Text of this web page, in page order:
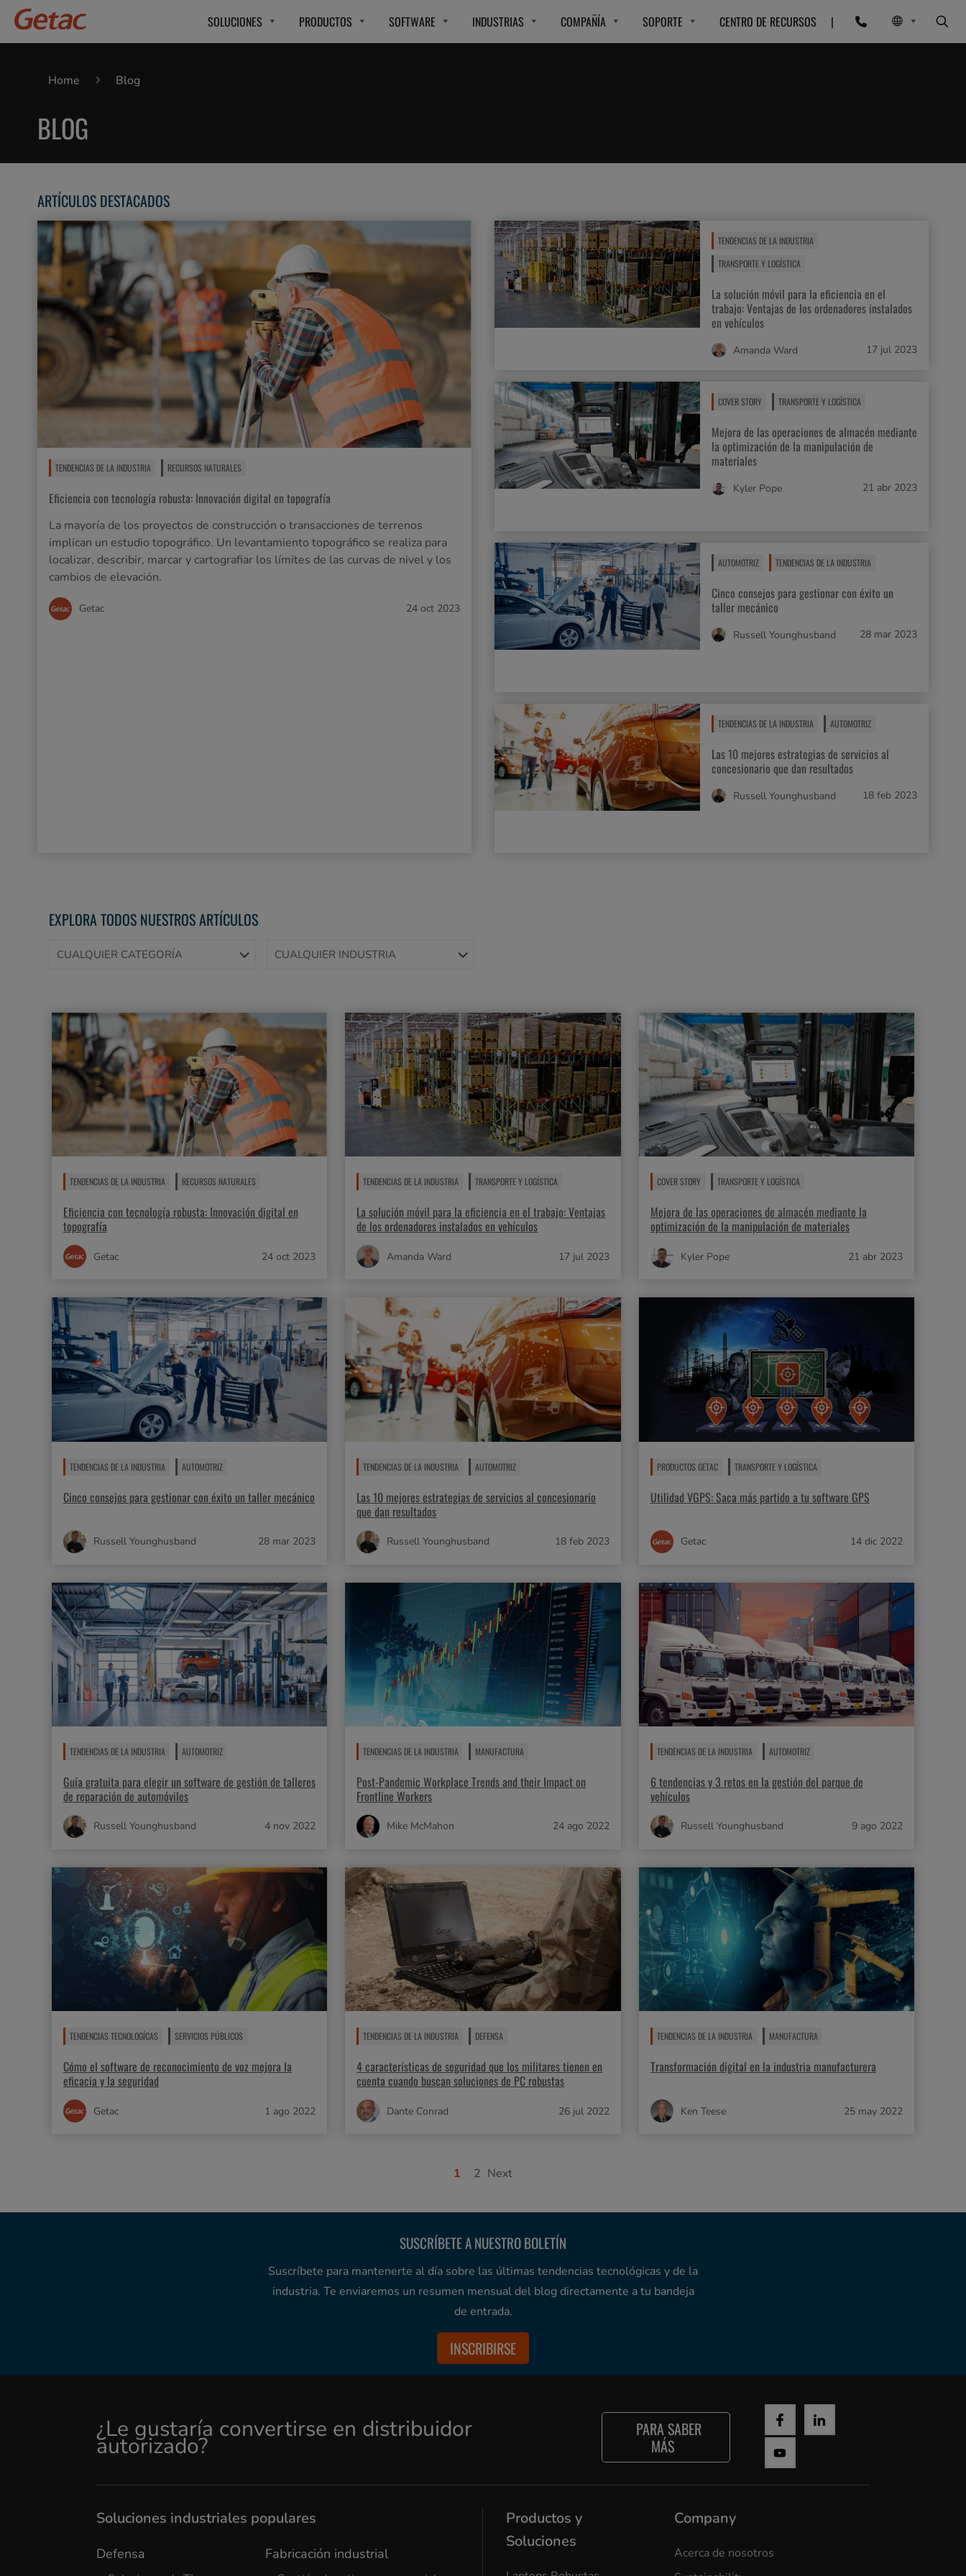
SOLUCIONES PRODUCTOS SOFTWARE INDUSTRIAS COMPAÑÍA SOPORTE CENTRO DE RECURSOS |
Home Blog
BLOG
ARTÍCULOS DESTACADOS
TENDENCIAS DE LA INDUSTRIA RECURSOS NATURALES
Eficiencia con tecnología robusta: Innovación digital en topografía
La mayoría de los proyectos de construcción o transacciones de terrenos
implican un estudio topográfico. Un levantamiento topográfico se realiza para
localizar, describir, marcar y cartografiar los límites de las curvas de nivel y los
cambios de elevación.
Getac 24 oct 2023
TENDENCIAS DE LA INDUSTRIA
TRANSPORTE Y LOGÍSTICA
La solución móvil para la eficiencia en el
trabajo: Ventajas de los ordenadores instalados
en vehículos
Amanda Ward 17 jul 2023
COVER STORY TRANSPORTE Y LOGÍSTICA
Mejora de las operaciones de almacén mediante
la optimización de la manipulación de
materiales
Kyler Pope 21 abr 2023
AUTOMOTRIZ TENDENCIAS DE LA INDUSTRIA
Cinco consejos para gestionar con éxito un
taller mecánico
Russell Younghusband 28 mar 2023
TENDENCIAS DE LA INDUSTRIA AUTOMOTRIZ
Las 10 mejores estrategias de servicios al
concesionario que dan resultados
Russell Younghusband 18 feb 2023
EXPLORA TODOS NUESTROS ARTÍCULOS
CUALQUIER CATEGORÍA CUALQUIER INDUSTRIA
TENDENCIAS DE LA INDUSTRIA RECURSOS NATURALES
Eficiencia con tecnología robusta: Innovación digital en
topografía
Getac 24 oct 2023
TENDENCIAS DE LA INDUSTRIA TRANSPORTE Y LOGÍSTICA
La solución móvil para la eficiencia en el trabajo: Ventajas
de los ordenadores instalados en vehículos
Amanda Ward 17 jul 2023
COVER STORY TRANSPORTE Y LOGÍSTICA
Mejora de las operaciones de almacén mediante la
optimización de la manipulación de materiales
Kyler Pope 21 abr 2023
TENDENCIAS DE LA INDUSTRIA AUTOMOTRIZ
Cinco consejos para gestionar con éxito un taller mecánico
Russell Younghusband 28 mar 2023
TENDENCIAS DE LA INDUSTRIA AUTOMOTRIZ
Las 10 mejores estrategias de servicios al concesionario
que dan resultados
Russell Younghusband 18 feb 2023
PRODUCTOS GETAC TRANSPORTE Y LOGÍSTICA
Utilidad VGPS: Saca más partido a tu software GPS
Getac 14 dic 2022
TENDENCIAS DE LA INDUSTRIA AUTOMOTRIZ
Guía gratuita para elegir un software de gestión de talleres
de reparación de automóviles
Russell Younghusband 4 nov 2022
TENDENCIAS DE LA INDUSTRIA MANUFACTURA
Post-Pandemic Workplace Trends and their Impact on
Frontline Workers
Mike McMahon 24 ago 2022
TENDENCIAS DE LA INDUSTRIA AUTOMOTRIZ
6 tendencias y 3 retos en la gestión del parque de
vehículos
Russell Younghusband 9 ago 2022
TENDENCIAS TECNOLOGÍCAS SERVICIOS PÚBLICOS
Cómo el software de reconocimiento de voz mejora la
eficacia y la seguridad
Getac 1 ago 2022
TENDENCIAS DE LA INDUSTRIA DEFENSA
4 características de seguridad que los militares tienen en
cuenta cuando buscan soluciones de PC robustas
Dante Conrad 26 jul 2022
TENDENCIAS DE LA INDUSTRIA MANUFACTURA
Transformación digital en la industria manufacturera
Ken Teese 25 may 2022
1 2 Next
SUSCRÍBETE A NUESTRO BOLETÍN
Suscríbete para mantenerte al día sobre las últimas tendencias tecnológicas y de la
industria. Te enviaremos un resumen mensual del blog directamente a tu bandeja
de entrada.
INSCRIBIRSE
¿Le gustaría convertirse en distribuidor
autorizado?
PARA SABER
MÁS
Soluciones industriales populares
Defensa Fabricación industrial
Productos y
Soluciones
Company
Acerca de nosotros